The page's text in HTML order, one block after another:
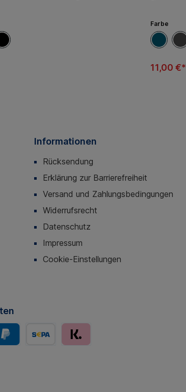
Farbe
11,00 €*
Informationen
Rücksendung
Erklärung zur Barrierefreiheit
Versand und Zahlungsbedingungen
Widerrufsrecht
Datenschutz
Impressum
Cookie-Einstellungen